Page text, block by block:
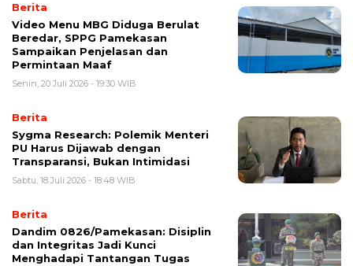
Berita
‎Video Menu MBG Diduga Berulat
Beredar, SPPG Pamekasan
Sampaikan Penjelasan dan
Permintaan Maaf
Senin, 20 Juli 2026 - 19:30 WIB
Berita
Sygma Research: Polemik Menteri
PU Harus Dijawab dengan
Transparansi, Bukan Intimidasi
Sabtu, 18 Juli 2026 - 18:48 WIB
Berita
‎Dandim 0826/Pamekasan: Disiplin
dan Integritas Jadi Kunci
Menghadapi Tantangan Tugas